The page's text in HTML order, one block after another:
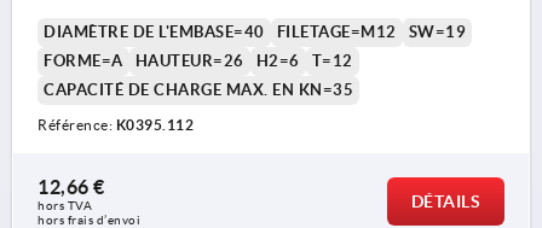
DIAMÈTRE DE L'EMBASE=40 FILETAGE=M12
SW=19
FORME=A
HAUTEUR=26 H2=6
T=12
CAPACITÉ DE CHARGE MAX. EN KN=35
Référence: K0395.112
12,66 €
hors TVA
hors frais d’envoi
DÉTAILS